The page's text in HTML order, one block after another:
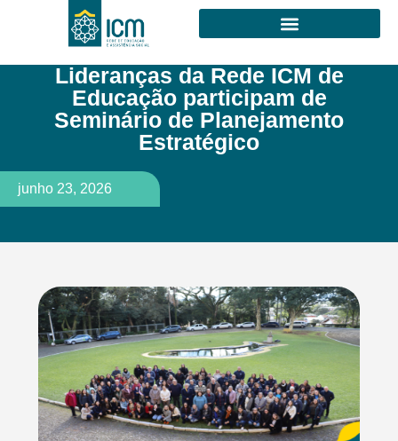
Lideranças da Rede ICM de
Educação participam de
Seminário de Planejamento
Estratégico
junho 23, 2026